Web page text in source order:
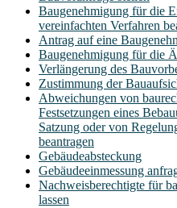
Baugenehmigung für die
vereinfachten Verfahren
Antrag auf eine
Baugenehmigung für die
Verlängerung des
Zustimmung der
Abweichungen von
Festsetzungen eines
Satzung oder von
beantragen
Gebäudeabsteckung
Gebäudeeinmessung
Nachweisberechtigte für
lassen